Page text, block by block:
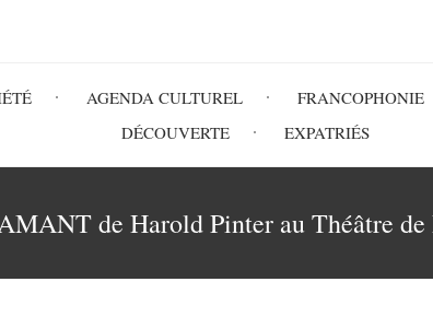
AGENDA CULTUREL FRANCOPHONIE
DÉCOUVERTE
EXPATRIÉS
de Harold Pinter au Théâtre de